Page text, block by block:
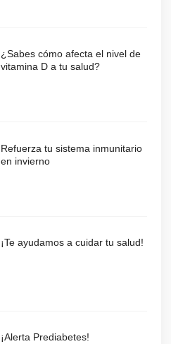
¿Sabes cómo afecta el nivel de
vitamina D a tu salud?
Refuerza tu sistema inmunitario
en invierno
¡Te ayudamos a cuidar tu salud!
¡Alerta Prediabetes!